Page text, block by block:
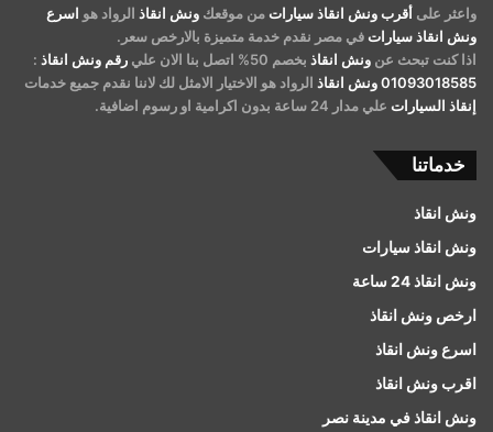
واعثر على أقرب ونش انقاذ سيارات من موقعك ونش انقاذ الرواد هو اسرع
ونش انقاذ سيارات في مصر نقدم خدمة متميزة بالارخص سعر.
اذا كنت تبحث عن ونش انقاذ بخصم 50% اتصل بنا الان علي رقم ونش انقاذ :
01093018585ونش انقاذ الرواد هو الاختيار الامثل لك لاننا نقدم جميع خدمات
إنقاذ السيارات علي مدار 24 ساعة بدون اكرامية او رسوم اضافية.
خدماتنا
ونش انقاذ
ونش انقاذ سيارات
ونش انقاذ 24 ساعة
ارخص ونش انقاذ
اسرع ونش انقاذ
اقرب ونش انقاذ
ونش انقاذ في مدينة نصر